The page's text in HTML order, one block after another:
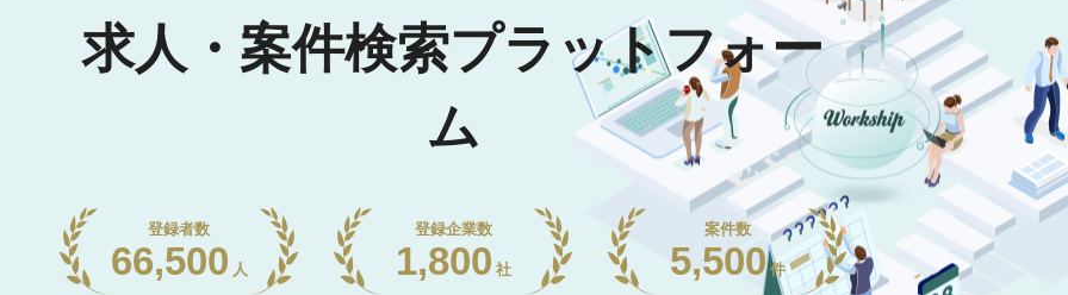
求人・案件検索プラットフォー
ム
登録者数
66,500 人
登録企業数
1,800 社
案件数
5,500 件